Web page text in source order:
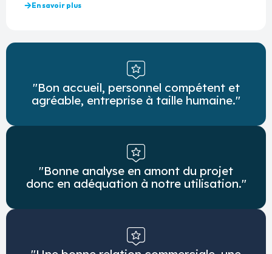
En savoir plus
"Bon accueil, personnel compétent et
agréable, entreprise à taille humaine."
"Bonne analyse en amont du projet
donc en adéquation à notre utilisation."